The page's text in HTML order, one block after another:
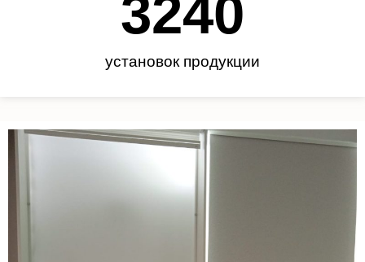
установок продукции
3450